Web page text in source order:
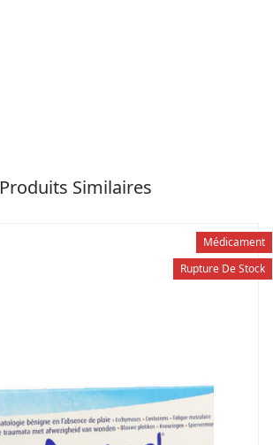
Produits Similaires
Rupture De Stock
Médicament